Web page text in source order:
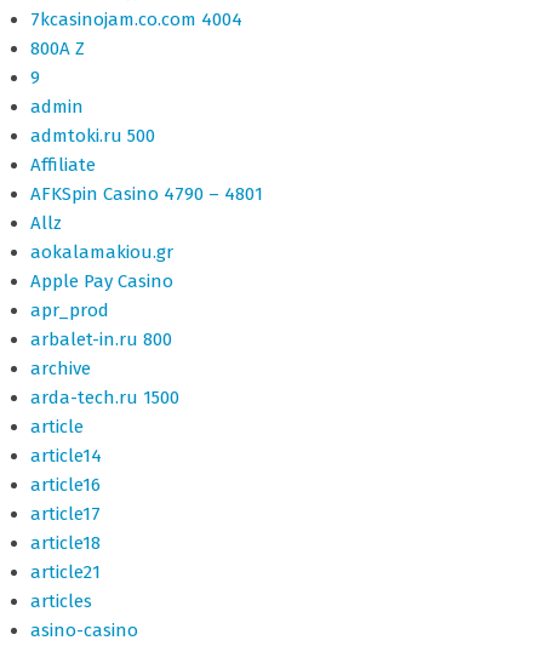
7kcasinojam.co.com 4004
800A Z
9
admin
admtoki.ru 500
Affiliate
AFKSpin Casino 4790 – 4801
Allz
aokalamakiou.gr
Apple Pay Casino
apr_prod
arbalet-in.ru 800
archive
arda-tech.ru 1500
article
article14
article16
article17
article18
article21
articles
asino-casino